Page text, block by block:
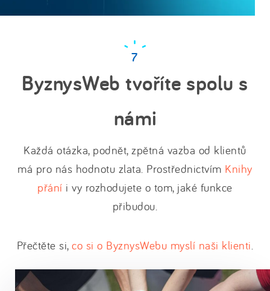
ByznysWeb tvoříte spolu s
námi
Každá otázka, podnět, zpětná vazba od klientů
má pro nás hodnotu zlata. Prostřednictvím Knihy
přání i vy rozhodujete o tom, jaké funkce
přibudou.
Přečtěte si,co si o ByznysWebu myslí naši klienti.